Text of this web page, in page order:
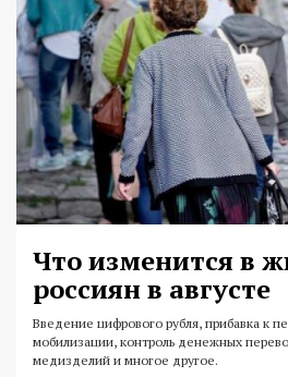
Что изменится в
россиян в августе
Введение цифрового рубля, прибавка к
мобилизации, контроль денежных
медизделий и многое другое.